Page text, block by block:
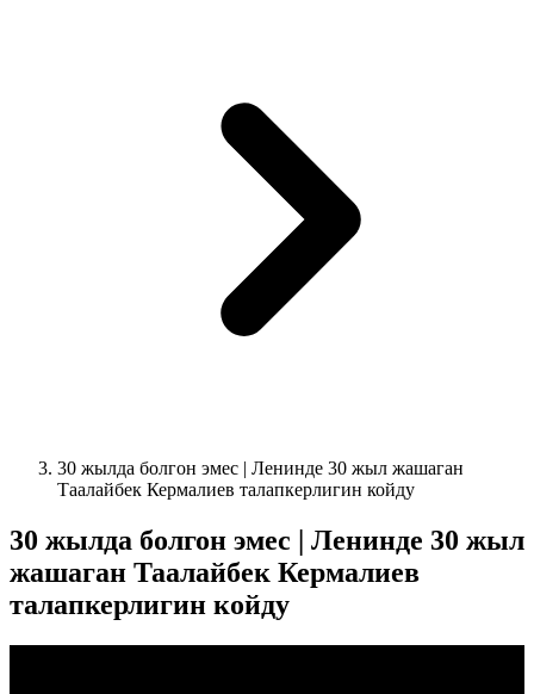
30 жылда болгон эмес | Ленинде 30 жыл жашаган
Таалайбек Кермалиев талапкерлигин койду
30 жылда болгон эмес | Ленинде 30 жыл
жашаган Таалайбек Кермалиев
талапкерлигин койду